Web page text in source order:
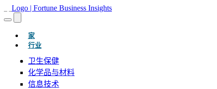
家(当前的)
行业
卫生保健
化学品与材料
信息技术